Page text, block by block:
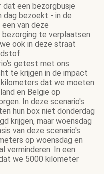
een bezorgbusje
bezoekt - in de
van deze
te verplaatsen
ook in deze straat
getest met ons
te krijgen in de impact
dat we moeten
en België op
In deze scenario's
hun box niet donderdag
krijgen, maar woensdag
van deze scenario's
op woensdag en
verminderen. In een
we 5000 kilometer